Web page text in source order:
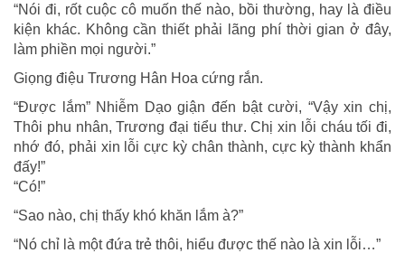
“Nói đi, rốt cuộc cô muốn thế nào, bồi thường, hay là điều
kiện khác. Không cần thiết phải lãng phí thời gian ở đây,
làm phiền mọi người.”
Giọng điệu Trương Hân Hoa cứng rắn.
“Được lắm” Nhiễm Dạo giận đến bật cười, “Vậy xin chị,
Thôi phu nhân, Trương đại tiểu thư. Chị xin lỗi cháu tối đi,
nhớ đó, phải xin lỗi cực kỳ chân thành, cực kỳ thành khẩn
đấy!”
“Có!”
“Sao nào, chị thấy khó khăn lắm à?”
“Nó chỉ là một đứa trẻ thôi, hiểu được thế nào là xin lỗi…”